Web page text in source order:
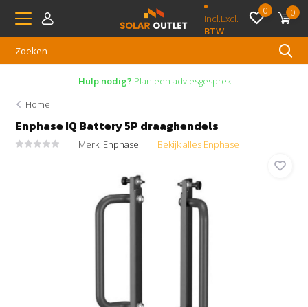
Incl.Excl.
BTW
0 0
Hulp nodig? Plan een adviesgesprek
Home
Enphase IQ Battery 5P draaghendels
Merk: Enphase Bekijk alles Enphase